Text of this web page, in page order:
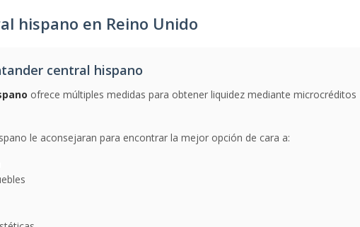
hispano en Reino Unido
central hispano
ofrece múltiples medidas para obtener liquidez mediante microcréditos
le aconsejaran para encontrar la mejor opción de cara a: